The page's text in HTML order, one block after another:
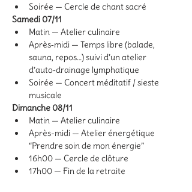
Soirée — Cercle de chant sacré
Samedi 07/11
Matin — Atelier culinaire
Après‑midi — Temps libre (balade,
sauna, repos…) suivi d’un atelier
d’auto‑drainage lymphatique
Soirée — Concert méditatif / sieste
musicale
Dimanche 08/11
Matin — Atelier culinaire
Après-midi — Atelier énergétique
“Prendre soin de mon énergie”
16h00 — Cercle de clôture
17h00 — Fin de la retraite